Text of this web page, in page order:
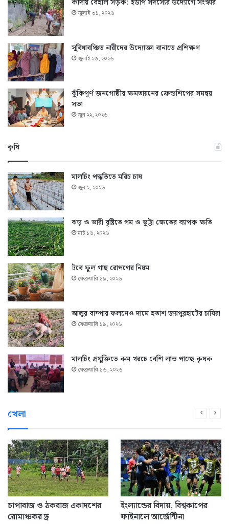
কাদায় বেহাল সড়ক: ইউপি সদস্যের উদ্যোগে সংস্কার
জুলাই ৩১, ২০২৬
সুবিধাবঞ্চিত নারীদের উদ্যোক্তা বানাতে প্রশিক্ষণ
জুলাই ২৩, ২০২৬
ঝুঁকিপূর্ণ জনগোষ্ঠীর ক্ষমতায়নের ফ্রেন্ডশিপের সমন্বয়
সভা
জুন ২২, ২০২৬
কৃষি
মালচিং পদ্ধতিতে মরিচ চাষ
জুন ২, ২০২৬
ঝড় ও ভারী বৃষ্টিতে গম ও ভুট্টা ক্ষেতের ব্যাপক ক্ষতি
মার্চ ১৬, ২০২৬
টবে ফুল গাছ রোপণের নিয়ম
ফেব্রুয়ারি ১৯, ২০২৬
আলুর বাম্পার ফলনেও দামে হতাশ জয়পুরহাটের চাষিরা
ফেব্রুয়ারি ১৯, ২০২৬
মালচিং প্রযুক্তিতে কম খরচে বেশি লাভ পাচ্ছে কৃষক
ফেব্রুয়ারি ১৬, ২০২৬
খেলা
চাপাবাজ ও ঠকবাজ একাদশের
রোমাঞ্চকর ড্র
ইংল্যান্ডের বিদায়, বিশ্বকাপের
ফাইনালে আর্জেন্টিনা